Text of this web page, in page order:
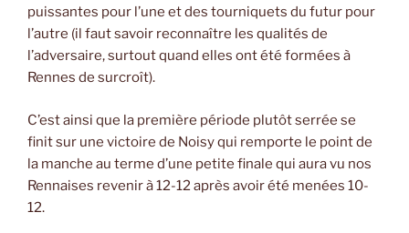
puissantes pour l’une et des tourniquets du futur pour
l’autre (il faut savoir reconnaître les qualités de
l’adversaire, surtout quand elles ont été formées à
Rennes de surcroît).
C’est ainsi que la première période plutôt serrée se
finit sur une victoire de Noisy qui remporte le point de
la manche au terme d’une petite finale qui aura vu nos
Rennaises revenir à 12-12 après avoir été menées 10-
12.